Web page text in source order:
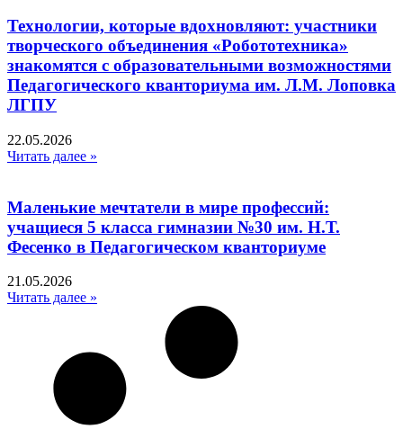
Технологии, которые вдохновляют: участники
творческого объединения «Робототехника»
знакомятся с образовательными возможностями
Педагогического кванториума им. Л.М. Лоповка
ЛГПУ
22.05.2026
Читать далее »
Маленькие мечтатели в мире профессий:
учащиеся 5 класса гимназии №30 им. Н.Т.
Фесенко в Педагогическом кванториуме
21.05.2026
Читать далее »